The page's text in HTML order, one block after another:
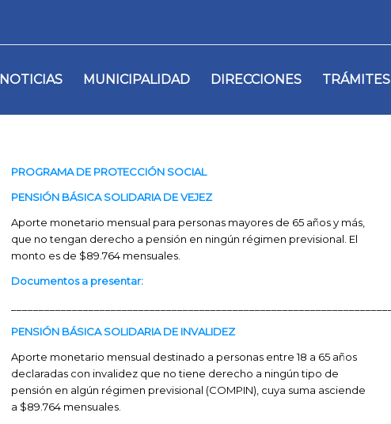
NOTICIAS MUNICIPALIDAD DIRECCIONES TRÁMITES
PROGRAMA DE PROTECCIÓN SOCIAL
PENSIÓN BÁSICA SOLIDARIA DE VEJEZ
Aporte monetario mensual para personas mayores de 65 años y más,
que no tengan derecho a pensión en ningún régimen previsional. El
monto es de $89.764 mensuales.
Documentos a presentar:
PENSIÓN BÁSICA SOLIDARIA DE INVALIDEZ
Aporte monetario mensual destinado a personas entre 18 a 65 años
declaradas con invalidez que no tiene derecho a ningún tipo de
pensión en algún régimen previsional (COMPIN), cuya suma asciende
a $89.764 mensuales.